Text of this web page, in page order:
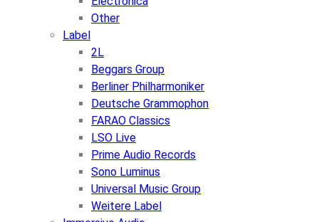
Other
Label
2L
Beggars Group
Berliner Philharmoniker
Deutsche Grammophon
FARAO Classics
LSO Live
Prime Audio Records
Sono Luminus
Universal Music Group
Weitere Label